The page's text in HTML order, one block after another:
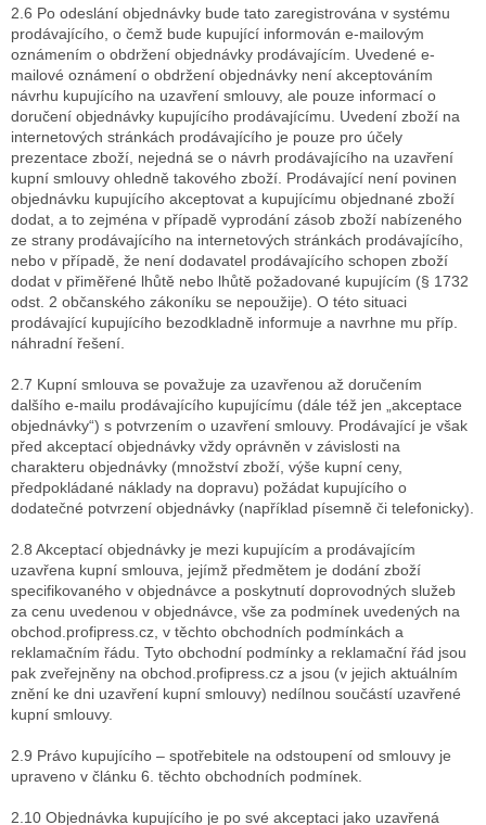
2.6 Po odeslání objednávky bude tato zaregistrována v systému
prodávajícího, o čemž bude kupující informován e-mailovým
oznámením o obdržení objednávky prodávajícím. Uvedené e-
mailové oznámení o obdržení objednávky není akceptováním
návrhu kupujícího na uzavření smlouvy, ale pouze informací o
doručení objednávky kupujícího prodávajícímu. Uvedení zboží na
internetových stránkách prodávajícího je pouze pro účely
prezentace zboží, nejedná se o návrh prodávajícího na uzavření
kupní smlouvy ohledně takového zboží. Prodávající není povinen
objednávku kupujícího akceptovat a kupujícímu objednané zboží
dodat, a to zejména v případě vyprodání zásob zboží nabízeného
ze strany prodávajícího na internetových stránkách prodávajícího,
nebo v případě, že není dodavatel prodávajícího schopen zboží
dodat v přiměřené lhůtě nebo lhůtě požadované kupujícím (§ 1732
odst. 2 občanského zákoníku se nepoužije). O této situaci
prodávající kupujícího bezodkladně informuje a navrhne mu příp.
náhradní řešení.
2.7 Kupní smlouva se považuje za uzavřenou až doručením
dalšího e-mailu prodávajícího kupujícímu (dále též jen „akceptace
objednávky“) s potvrzením o uzavření smlouvy. Prodávající je však
před akceptací objednávky vždy oprávněn v závislosti na
charakteru objednávky (množství zboží, výše kupní ceny,
předpokládané náklady na dopravu) požádat kupujícího o
dodatečné potvrzení objednávky (například písemně či telefonicky).
2.8 Akceptací objednávky je mezi kupujícím a prodávajícím
uzavřena kupní smlouva, jejímž předmětem je dodání zboží
specifikovaného v objednávce a poskytnutí doprovodných služeb
za cenu uvedenou v objednávce, vše za podmínek uvedených na
obchod.profipress.cz, v těchto obchodních podmínkách a
reklamačním řádu. Tyto obchodní podmínky a reklamační řád jsou
pak zveřejněny na obchod.profipress.cz a jsou (v jejich aktuálním
znění ke dni uzavření kupní smlouvy) nedílnou součástí uzavřené
kupní smlouvy.
2.9 Právo kupujícího – spotřebitele na odstoupení od smlouvy je
upraveno v článku 6. těchto obchodních podmínek.
2.10 Objednávka kupujícího je po své akceptaci jako uzavřená